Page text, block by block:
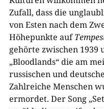
Zufall, dass die
von Esten nach dem
Höhepunkte auf
gehörte zwischen 1939
„Bloodlands“ die am
russischen und
Zahlreiche Menschen
ermordet. Der Song